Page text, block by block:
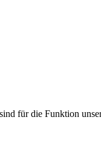
für die Funktion